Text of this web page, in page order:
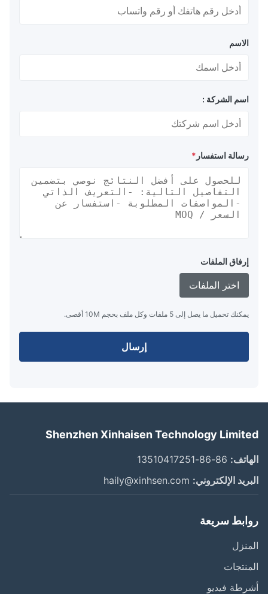
اسم الشركة :
رسالة استفسار*
إرفاق الملفات
اختر الملفات
يمكنك تحميل ما يصل إلى 5 ملفات وكل ملف بحجم 10M أقصى.
إرسال
Shenzhen Xinhaisen Technology
86-86-13510417251
الإلكتروني: haily@xinhsen.com
سريعة
فيديو